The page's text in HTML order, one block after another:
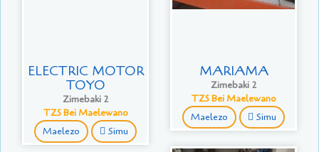
ELECTRIC MOTOR
TOYO
Zimebaki 2
TZS Bei Maelewano
Maelezo Simu
MARIAMA
Zimebaki 2
TZS Bei Maelewano
Maelezo Simu